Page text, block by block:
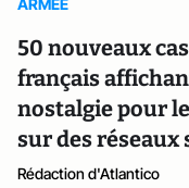
50 nouveaux
français
nostalgie pour
sur des réseaux
Rédaction d'Atlantico